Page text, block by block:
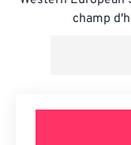
champ